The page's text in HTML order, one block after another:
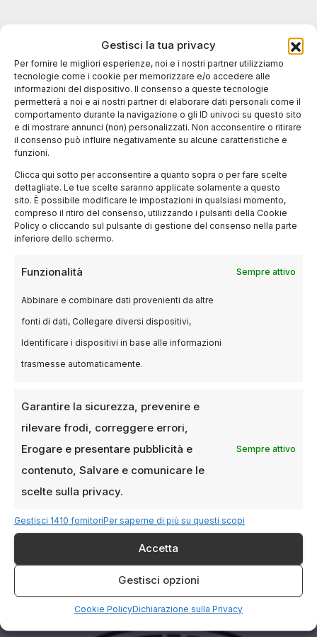
Gestisci la tua privacy
Per fornire le migliori esperienze, noi e i nostri partner utilizziamo
tecnologie come i cookie per memorizzare e/o accedere alle
informazioni del dispositivo. Il consenso a queste tecnologie
permetterà a noi e ai nostri partner di elaborare dati personali come il
comportamento durante la navigazione o gli ID univoci su questo sito
e di mostrare annunci (non) personalizzati. Non acconsentire o ritirare
il consenso può influire negativamente su alcune caratteristiche e
funzioni.
Clicca qui sotto per acconsentire a quanto sopra o per fare scelte
dettagliate. Le tue scelte saranno applicate solamente a questo
sito. È possibile modificare le impostazioni in qualsiasi momento,
compreso il ritiro del consenso, utilizzando i pulsanti della Cookie
Policy o cliccando sul pulsante di gestione del consenso nella parte
inferiore dello schermo.
Funzionalità Sempre attivo
Abbinare e combinare dati provenienti da altre
fonti di dati, Collegare diversi dispositivi,
Identificare i dispositivi in base alle informazioni
trasmesse automaticamente.
Garantire la sicurezza, prevenire e
rilevare frodi, correggere errori,
Erogare e presentare pubblicità e
contenuto, Salvare e comunicare le
scelte sulla privacy.
Sempre attivo
Gestisci 1410 fornitoriPer saperne di più su questi scopi
Accetta
Gestisci opzioni
Cookie PolicyDichiarazione sulla Privacy
segno della libertà
7 OTTOBRE 2025 LUCA TALOTTA
ambientata nelle foreste amazzoniche, con una
imposto dallo…
Milanoalcinema.it